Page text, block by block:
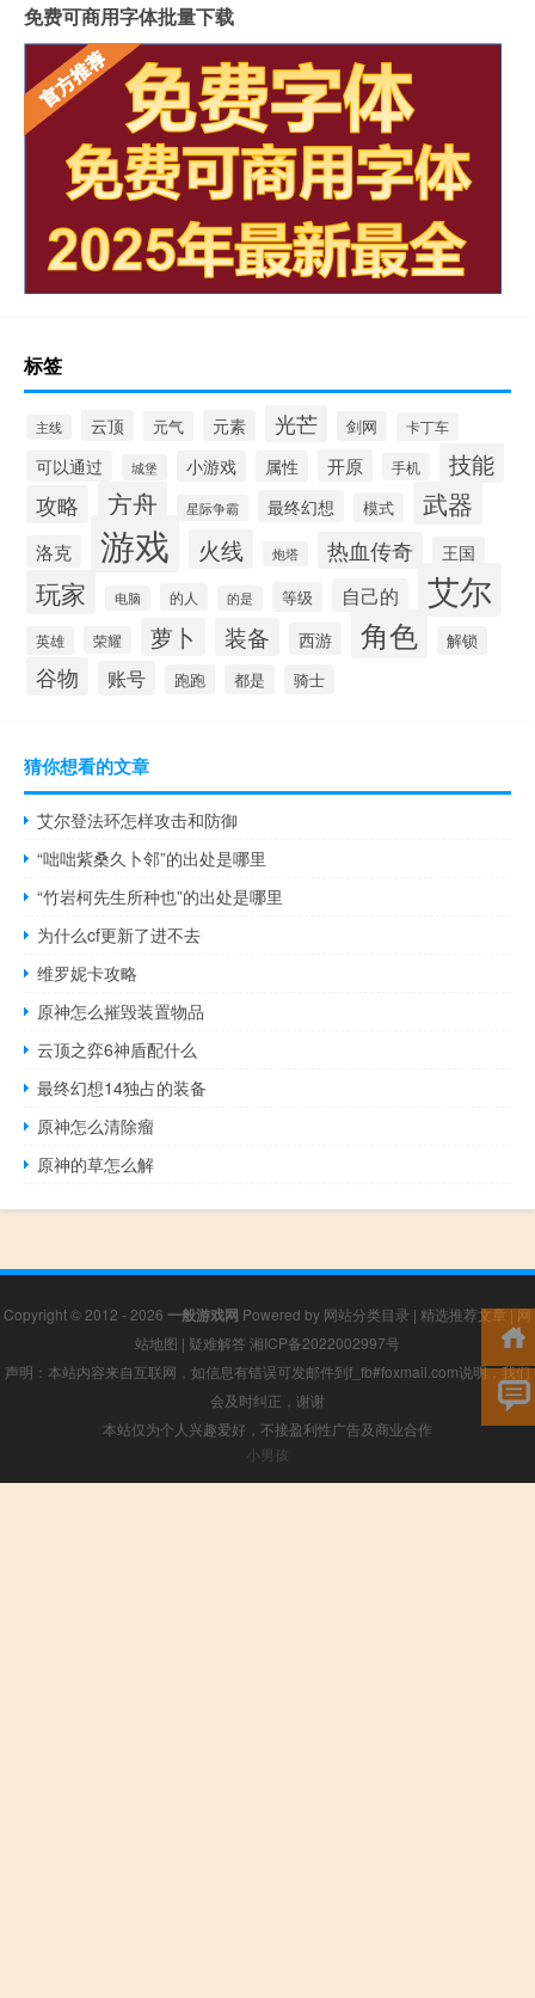
免费可商用字体批量下载
标签
主线 云顶 元气 元素 光芒 剑网 卡丁车
可以通过 城堡 小游戏 属性 开原 手机 技能
攻略 方舟 星际争霸 最终幻想 模式 武器
洛克 游戏 火线 炮塔 热血传奇 王国
玩家 电脑 的人 的是 等级 自己的 艾尔
英雄 荣耀 萝卜 装备 西游 角色 解锁
谷物 账号 跑跑 都是 骑士
猜你想看的文章
艾尔登法环怎样攻击和防御
“咄咄紫桑久卜邻”的出处是哪里
“竹岩柯先生所种也”的出处是哪里
为什么cf更新了进不去
维罗妮卡攻略
原神怎么摧毁装置物品
云顶之弈6神盾配什么
最终幻想14独占的装备
原神怎么清除瘤
原神的草怎么解
Copyright © 2012 - 2026 一般游戏网 Powered by 网站分类目录 | 精选推荐文章|网
站地图 | 疑难解答 湘ICP备2022002997号
声明：本站内容来自互联网，如信息有错误可发邮件到f_fb#foxmail.com说明，我们
会及时纠正，谢谢
本站仅为个人兴趣爱好，不接盈利性广告及商业合作
小男孩